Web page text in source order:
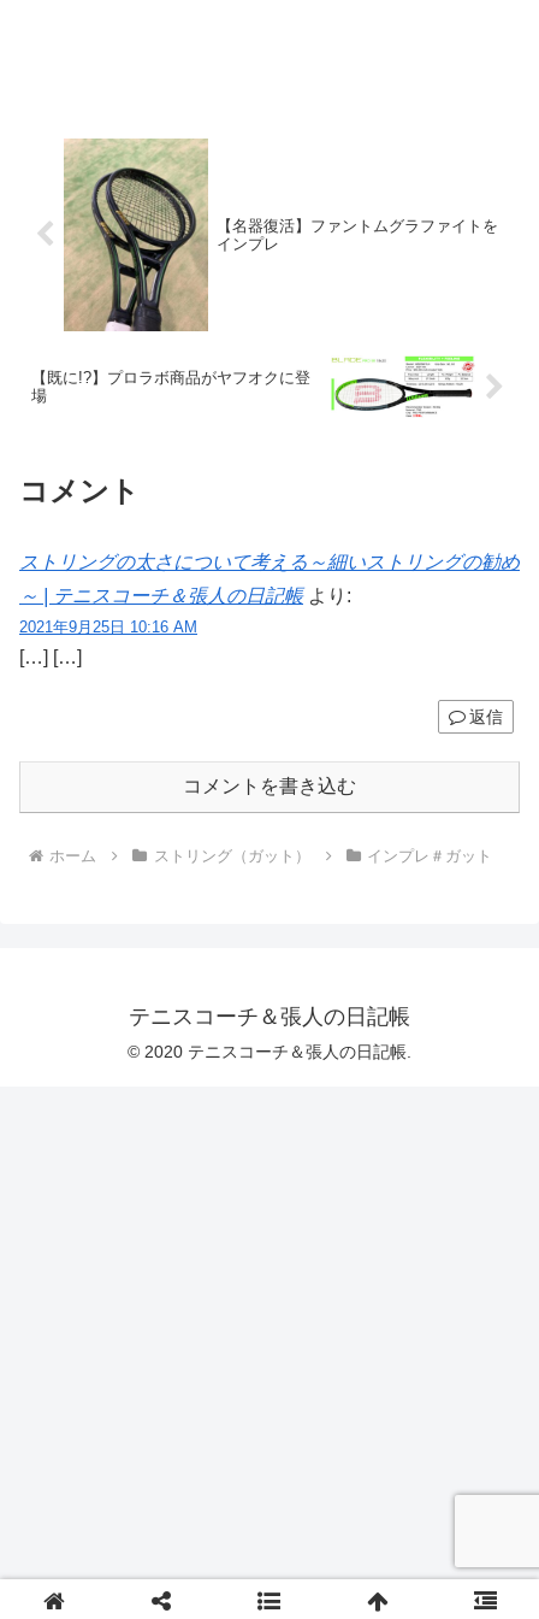
【名器復活】ファントムグラファイトを
インプレ
【既に!?】プロラボ商品がヤフオクに登
場
コメント
ストリングの太さについて考える～細いストリングの勧め
～ | テニスコーチ＆張人の日記帳 より:
2021年9月25日 10:16 AM
[…] […]
返信
コメントを書き込む
ホーム ストリング（ガット） インプレ＃ガット
テニスコーチ＆張人の日記帳
© 2020 テニスコーチ＆張人の日記帳.